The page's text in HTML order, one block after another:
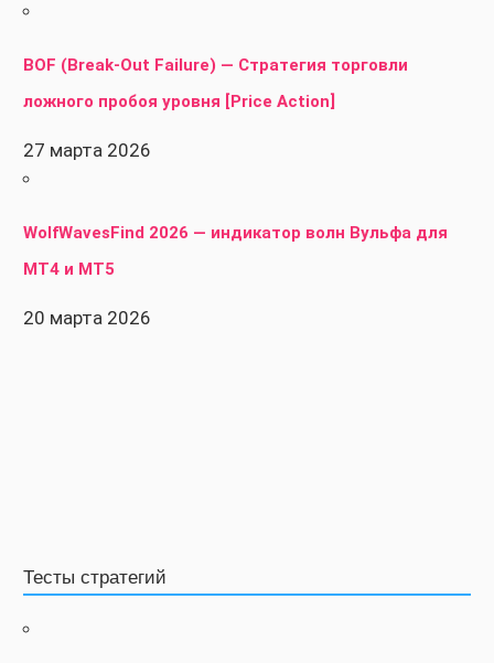
BOF (Break-Out Failure) — Стратегия торговли
ложного пробоя уровня [Price Action]
27 марта 2026
WolfWavesFind 2026 — индикатор волн Вульфа для
MT4 и MT5
20 марта 2026
Тесты стратегий